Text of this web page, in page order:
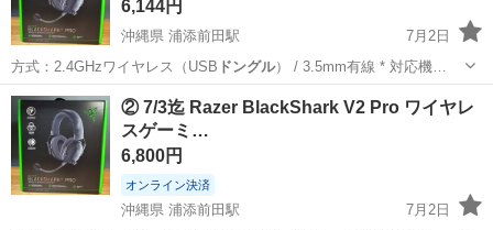
6,144円
沖縄県 浦添前田駅
7月2日
方式：2.4GHzワイヤレス（USB ドングル ） / 3.5mm有線 * 対応機…
沖縄 宜野湾市 浦添前田駅
② 7/3迄 Razer BlackShark V2 Pro ワイヤレ
スゲーミ…
6,800円
オンライン決済
沖縄県 浦添前田駅
7月2日